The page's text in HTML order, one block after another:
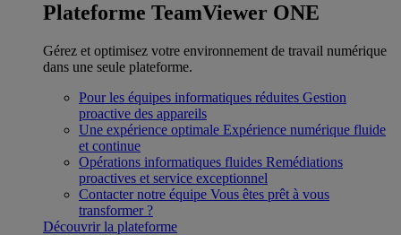
Plateforme TeamViewer ONE
Gérez et optimisez votre environnement de travail numérique
dans une seule plateforme.
Pour les équipes informatiques réduites Gestion
proactive des appareils
Une expérience optimale Expérience numérique fluide
et continue
Opérations informatiques fluides Remédiations
proactives et service exceptionnel
Contacter notre équipe Vous êtes prêt à vous
transformer ?
Découvrir la plateforme